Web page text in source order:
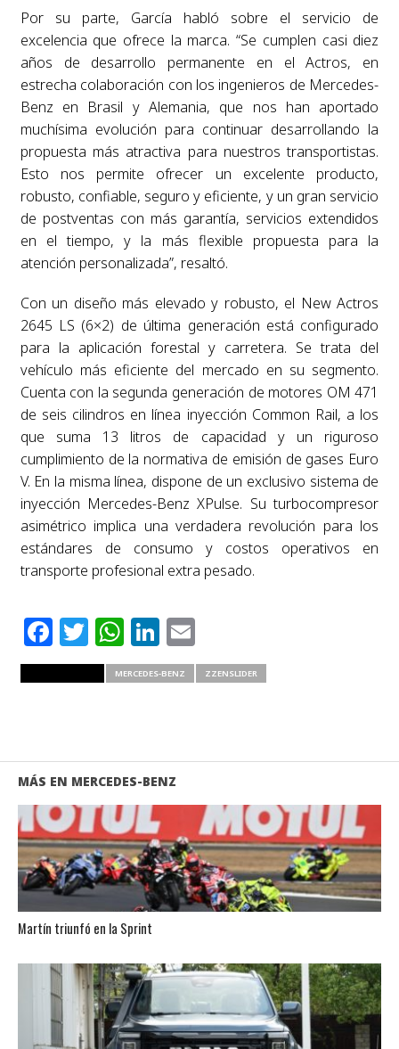
Por su parte, García habló sobre el servicio de
excelencia que ofrece la marca. “Se cumplen casi diez
años de desarrollo permanente en el Actros, en
estrecha colaboración con los ingenieros de Mercedes-
Benz en Brasil y Alemania, que nos han aportado
muchísima evolución para continuar desarrollando la
propuesta más atractiva para nuestros transportistas.
Esto nos permite ofrecer un excelente producto,
robusto, confiable, seguro y eficiente, y un gran servicio
de postventas con más garantía, servicios extendidos
en el tiempo, y la más flexible propuesta para la
atención personalizada”, resaltó.
Con un diseño más elevado y robusto, el New Actros
2645 LS (6×2) de última generación está configurado
para la aplicación forestal y carretera. Se trata del
vehículo más eficiente del mercado en su segmento.
Cuenta con la segunda generación de motores OM 471
de seis cilindros en línea inyección Common Rail, a los
que suma 13 litros de capacidad y un riguroso
cumplimiento de la normativa de emisión de gases Euro
V. En la misma línea, dispone de un exclusivo sistema de
inyección Mercedes-Benz XPulse. Su turbocompresor
asimétrico implica una verdadera revolución para los
estándares de consumo y costos operativos en
transporte profesional extra pesado.
Facebook
Twitter
WhatsApp
LinkedIn
Email
MERCEDES-BENZ ZZENSLIDER
MÁS EN MERCEDES-BENZ
Martín triunfó en la Sprint